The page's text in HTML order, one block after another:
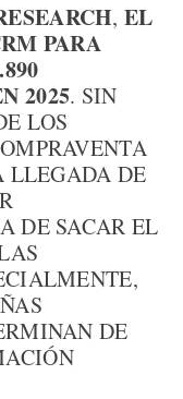
,EL
PARA
2025. SIN
LOS
LLEGADA DE
DE SACAR EL
DE